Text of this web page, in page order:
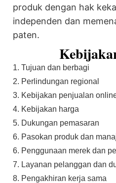
produk dengan hak
independen dan
paten.
1. Tujuan dan berbagi
2. Perlindungan regional
3. Kebijakan penjualan
4. Kebijakan harga
5. Dukungan pemasaran
6. Pasokan produk dan
6. Penggunaan merek dan
7. Layanan pelanggan dan
8. Pengakhiran kerja sama